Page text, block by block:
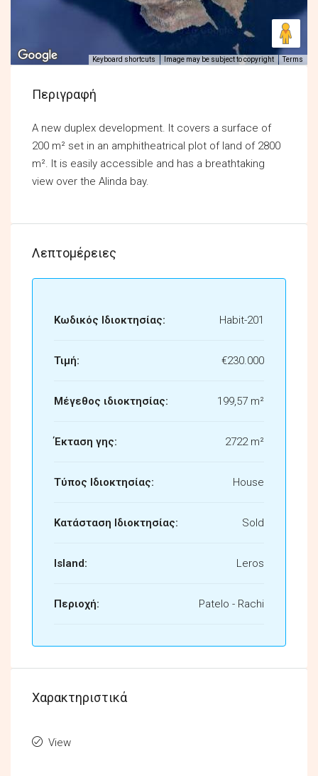
Keyboard shortcuts Image may be subject to copyright Terms
Περιγραφή
A new duplex development. It covers a surface of
200 m² set in an amphitheatrical plot of land of 2800
m². It is easily accessible and has a breathtaking
view over the Alinda bay.
Λεπτομέρειες
Κωδικός Ιδιοκτησίας: Habit-201
Τιμή: €230.000
Μέγεθος ιδιοκτησίας: 199,57 m²
Έκταση γης: 2722 m²
Τύπος Ιδιοκτησίας: House
Κατάσταση Ιδιοκτησίας: Sold
Island: Leros
Περιοχή: Patelo - Rachi
Χαρακτηριστικά
View